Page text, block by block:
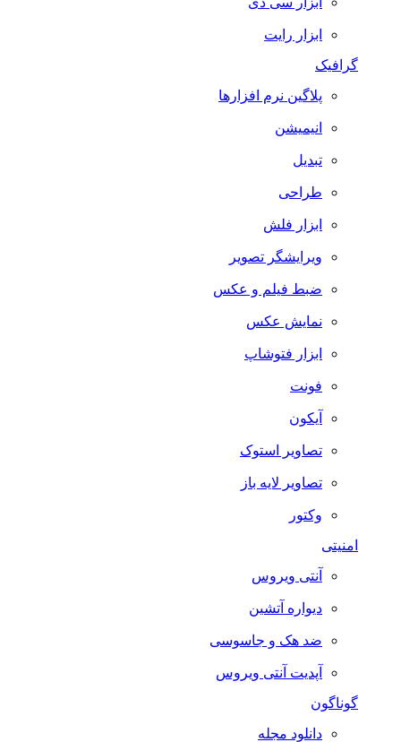
ابزار رایت
گرافیک
پلاگین نرم افزارها
انیمیشن
تبدیل
طراحی
ابزار فلش
ویرایشگر تصویر
ضبط فيلم و عكس
نمایش عکس
ابزار فتوشاپ
فونت
آیکون
تصاویر استوک
تصاویر لایه باز
وکتور
امنیتی
آنتی ویروس
دیواره آتشین
ضد هک و جاسوسی
آپدیت آنتی ویروس
گوناگون
دانلود مجله